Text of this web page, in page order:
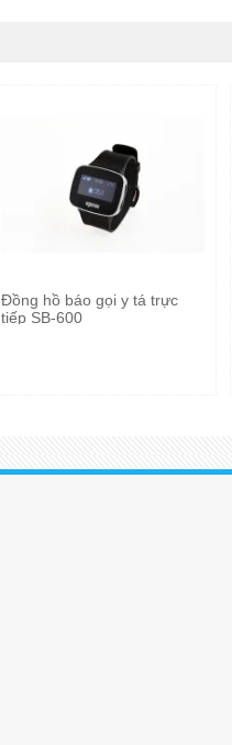
Đồng hồ báo gọi y tá trực
tiếp SB-600